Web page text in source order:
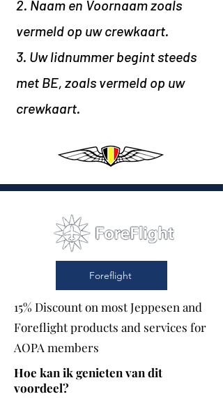
2. Naam en Voornaam zoals
vermeld op uw crewkaart.
3. Uw lidnummer begint steeds
met BE, zoals vermeld op uw
crewkaart.
Foreflight
15% Discount on most Jeppesen and
Foreflight products and services for
AOPA members
Hoe kan ik genieten van dit
voordeel?